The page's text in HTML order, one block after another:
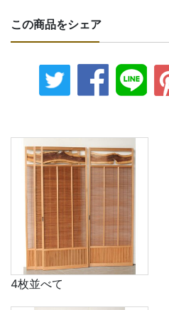
この商品をシェア
4枚並べて